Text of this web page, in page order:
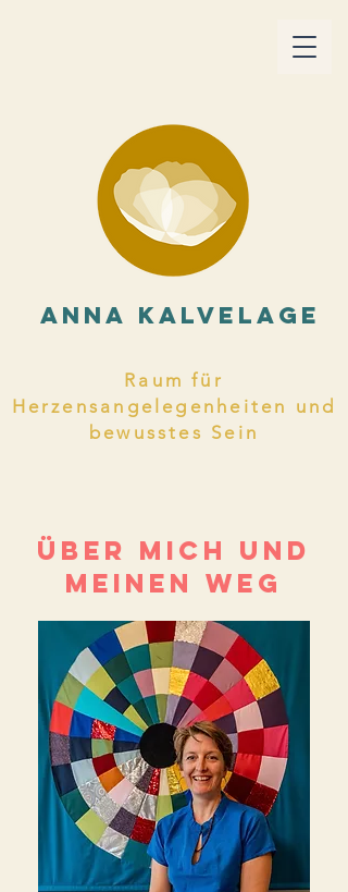
ANNA KALVELAGE
Raum für
Herzensangelegenheiten und
bewusstes Sein
ÜBER MICH und
meinen weg